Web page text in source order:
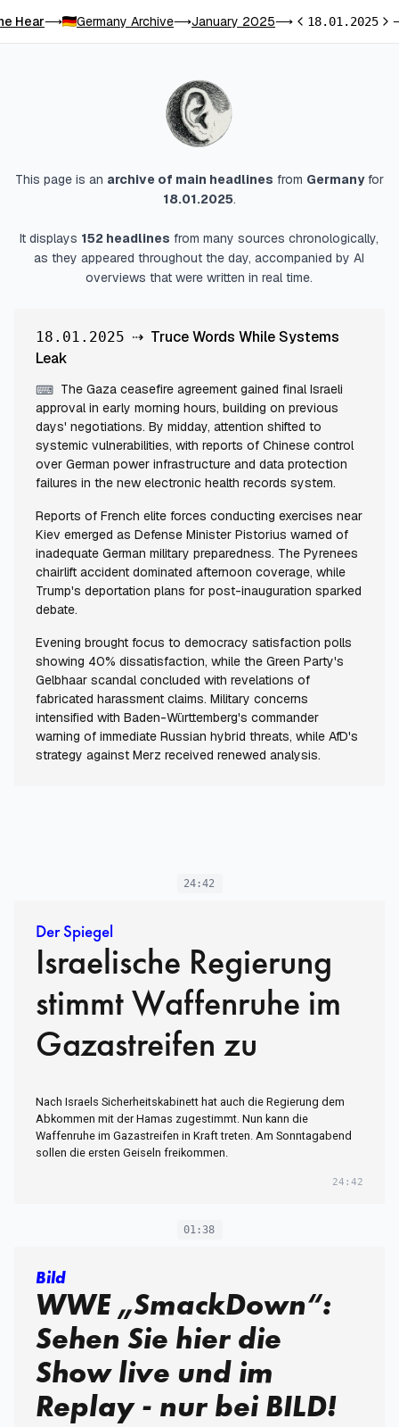
Hear⟶ Germany Archive⟶January 2025⟶Previous day
18.01.2025
This page is an archive of main headlines from Germanyfor
18.01.2025.
It displays 152 headlines from many sources chronologically,
as they appeared throughout the day, accompanied by AI
overviews that were written in real time.
18.01.2025 ⇢ Truce Words While Systems
Leak
⌨ The Gaza ceasefire agreement gained final Israeli
approval in early morning hours, building on previous
days' negotiations. By midday, attention shifted to
systemic vulnerabilities, with reports of Chinese control
over German power infrastructure and data protection
failures in the new electronic health records system.
Reports of French elite forces conducting exercises near
Kiev emerged as Defense Minister Pistorius warned of
inadequate German military preparedness. The Pyrenees
chairlift accident dominated afternoon coverage, while
Trump's deportation plans for post-inauguration sparked
debate.
Evening brought focus to democracy satisfaction polls
showing 40% dissatisfaction, while the Green Party's
Gelbhaar scandal concluded with revelations of
fabricated harassment claims. Military concerns
intensified with Baden-Württemberg's commander
warning of immediate Russian hybrid threats, while AfD's
strategy against Merz received renewed analysis.
24:42
Der Spiegel
Israelische Regierung
stimmt Waffenruhe im
Gazastreifen zu
Nach Israels Sicherheitskabinett hat auch die Regierung dem
Abkommen mit der Hamas zugestimmt. Nun kann die
Waffenruhe im Gazastreifen in Kraft treten. Am Sonntagabend
sollen die ersten Geiseln freikommen.
24:42
01:38
Bild
WWE „SmackDown“:
Sehen Sie hier die
Show live und im
Replay - nur bei BILD!